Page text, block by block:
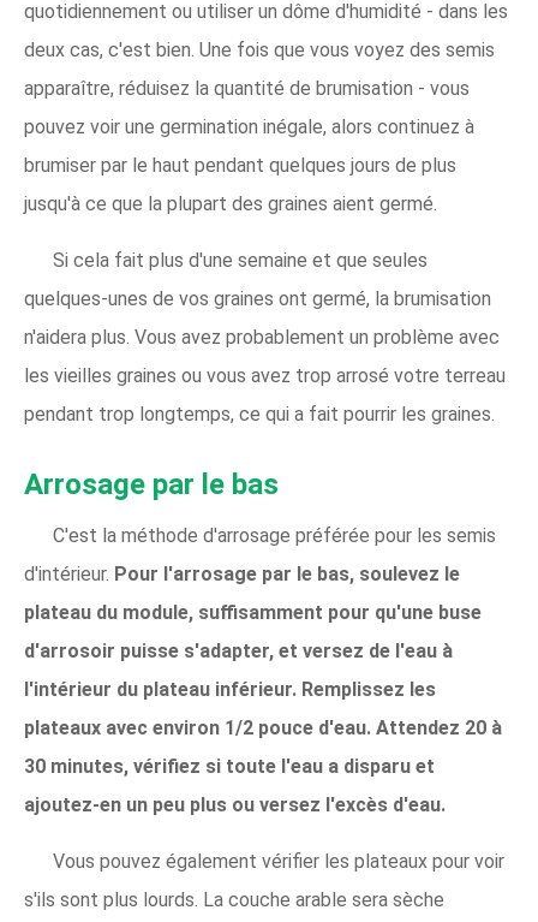
quotidiennement ou utiliser un dôme d'humidité - dans les
deux cas, c'est bien. Une fois que vous voyez des semis
apparaître, réduisez la quantité de brumisation - vous
pouvez voir une germination inégale, alors continuez à
brumiser par le haut pendant quelques jours de plus
jusqu'à ce que la plupart des graines aient germé.
Si cela fait plus d'une semaine et que seules
quelques-unes de vos graines ont germé, la brumisation
n'aidera plus. Vous avez probablement un problème avec
les vieilles graines ou vous avez trop arrosé votre terreau
pendant trop longtemps, ce qui a fait pourrir les graines.
Arrosage par le bas
C'est la méthode d'arrosage préférée pour les semis
d'intérieur. Pour l'arrosage par le bas, soulevez le
plateau du module, suffisamment pour qu'une buse
d'arrosoir puisse s'adapter, et versez de l'eau à
l'intérieur du plateau inférieur. Remplissez les
plateaux avec environ 1/2 pouce d'eau. Attendez 20 à
30 minutes, vérifiez si toute l'eau a disparu et
ajoutez-en un peu plus ou versez l'excès d'eau.
Vous pouvez également vérifier les plateaux pour voir
s'ils sont plus lourds. La couche arable sera sèche